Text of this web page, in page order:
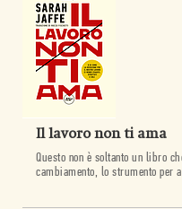
Il lavoro non ti ama
Questo non è soltanto un libro
cambiamento, lo strumento per